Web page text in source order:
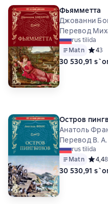
Фьямметта
Джованни
Перевод
rus tilida
Matn
43
30 530,91
Остров
Анатоль
Перевод В.
rus tilida
Matn
4,48
30 530,91